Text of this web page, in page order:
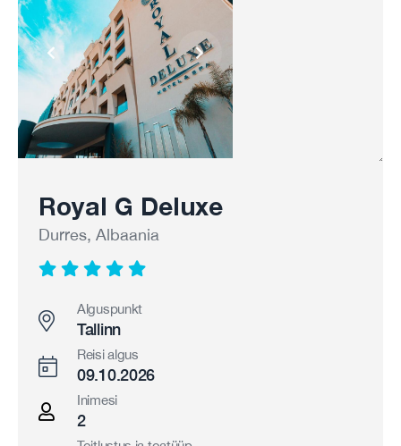
Royal G Deluxe
Durres, Albaania
Alguspunkt
Tallinn
Reisi algus
09.10.2026
Inimesi
2